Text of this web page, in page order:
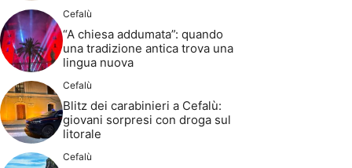
Cefalù
“A chiesa addumata”: quando
una tradizione antica trova una
lingua nuova
Cefalù
Blitz dei carabinieri a Cefalù:
giovani sorpresi con droga sul
litorale
Cefalù